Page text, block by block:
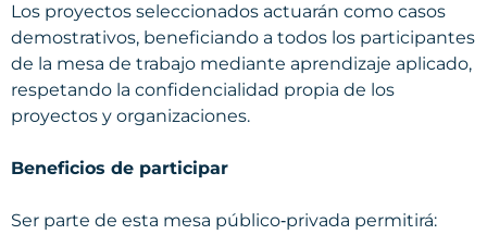
Los proyectos seleccionados actuarán como casos
demostrativos, beneficiando a todos los participantes
de la mesa de trabajo mediante aprendizaje aplicado,
respetando la confidencialidad propia de los
proyectos y organizaciones.
Beneficios de participar
Ser parte de esta mesa público‑privada permitirá: